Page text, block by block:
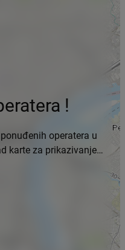
!
operatera u
karte za prikazivanje